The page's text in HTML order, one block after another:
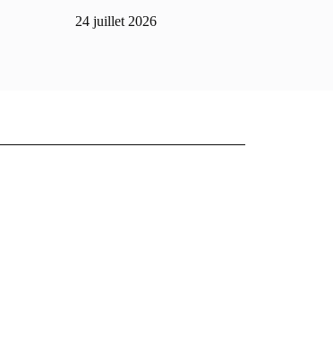
24 juillet 2026